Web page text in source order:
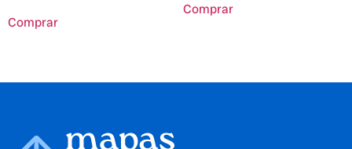
Comprar
Comprar